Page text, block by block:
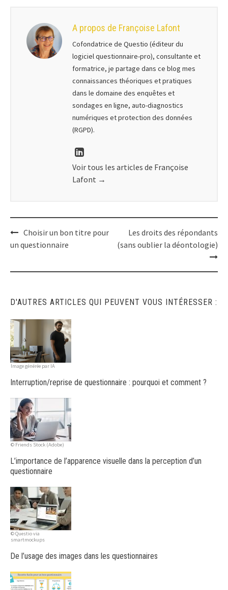
A propos de Françoise Lafont
Cofondatrice de Questio (éditeur du
logiciel questionnaire-pro), consultante et
formatrice, je partage dans ce blog mes
connaissances théoriques et pratiques
dans le domaine des enquêtes et
sondages en ligne, auto-diagnostics
numériques et protection des données
(RGPD).
Voir tous les articles de Françoise
Lafont →
Post
navigation
Choisir un bon titre pour
un questionnaire
Les droits des répondants
(sans oublier la déontologie)
D'AUTRES ARTICLES QUI PEUVENT VOUS INTÉRESSER :
Image générée par IA
Interruption/reprise de questionnaire : pourquoi et comment ?
© Friends Stock (Adobe)
L’importance de l’apparence visuelle dans la perception d’un
questionnaire
© Questio via
smartmockups
De l’usage des images dans les questionnaires